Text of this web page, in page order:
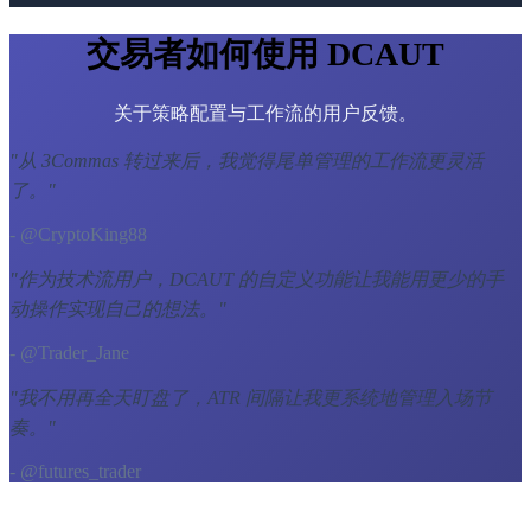
交易者如何使用 DCAUT
关于策略配置与工作流的用户反馈。
"从 3Commas 转过来后，我觉得尾单管理的工作流更灵活
了。
"
- @CryptoKing88
"作为技术流用户，DCAUT 的自定义功能让我能用更少的手
动操作实现自己的想法。
"
- @Trader_Jane
"我不用再全天盯盘了，ATR 间隔让我更系统地管理入场节
奏。
"
- @futures_trader